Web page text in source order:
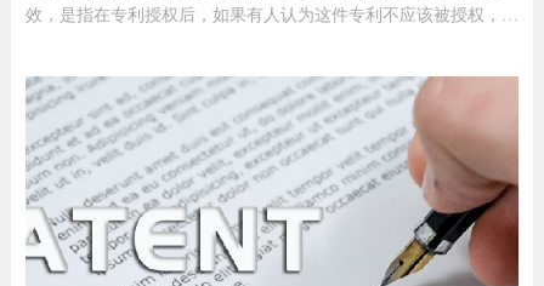
效，是指在专利授权后，如果有人认为这件专利不应该被授权，认
为该专利权的授予不符合《专利法》及相关规定，如存在缺乏新颖
性、创造性，